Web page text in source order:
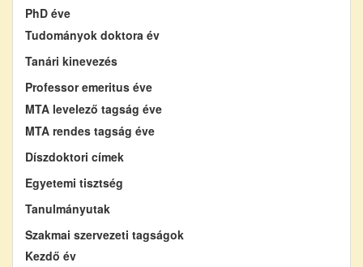
PhD éve
Tudományok doktora év
Tanári kinevezés
Professor emeritus éve
MTA levelező tagság éve
MTA rendes tagság éve
Díszdoktori címek
Egyetemi tisztség
Tanulmányutak
Szakmai szervezeti tagságok
Kezdő év